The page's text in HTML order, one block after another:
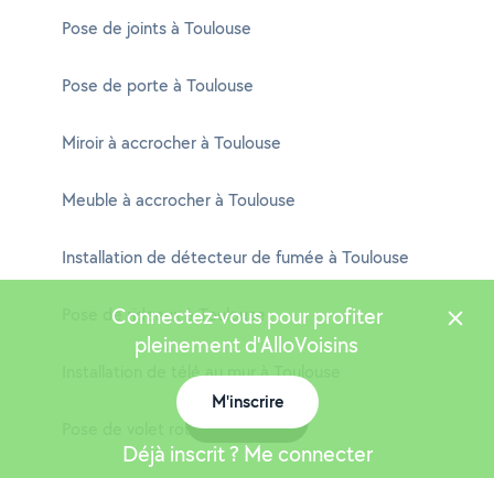
Pose de joints à Toulouse
Pose de porte à Toulouse
Miroir à accrocher à Toulouse
Meuble à accrocher à Toulouse
Installation de détecteur de fumée à Toulouse
Pose de rideaux à Toulouse
Installation de télé au mur à Toulouse
Pose de volet roulant à Toulouse
Connectez-vous pour profiter
pleinement d'AlloVoisins
M'inscrire
Déjà inscrit ? Me connecter